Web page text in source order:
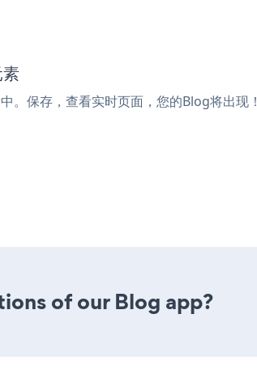
保存，查看实时页面，您的Blog将出现！
of our Blog app?